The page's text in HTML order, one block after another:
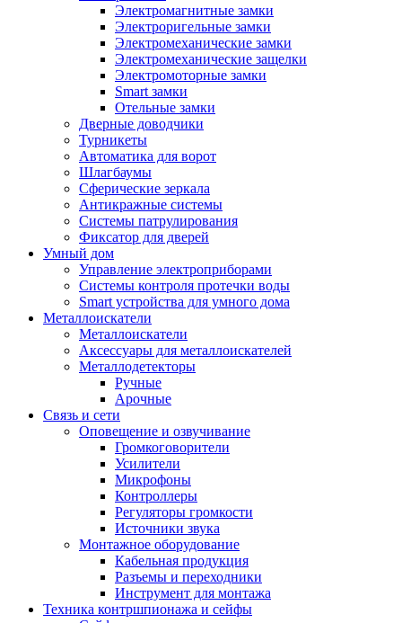
Электромагнитные замки
Электроригельные замки
Электромеханические замки
Электромеханические защелки
Электромоторные замки
Smart замки
Отельные замки
Дверные доводчики
Турникеты
Автоматика для ворот
Шлагбаумы
Сферические зеркала
Антикражные системы
Системы патрулирования
Фиксатор для дверей
Умный дом
Управление электроприборами
Системы контроля протечки воды
Smart устройства для умного дома
Металлоискатели
Металлоискатели
Аксессуары для металлоискателей
Металлодетекторы
Ручные
Арочные
Связь и сети
Оповещение и озвучивание
Громкоговорители
Усилители
Микрофоны
Контроллеры
Регуляторы громкости
Источники звука
Монтажное оборудование
Кабельная продукция
Разъемы и переходники
Инструмент для монтажа
Техника контршпионажа и сейфы